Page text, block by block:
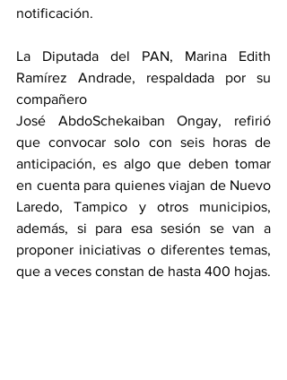
notificación.
La Diputada del PAN, Marina Edith
Ramírez Andrade, respaldada por su
compañero
José AbdoSchekaiban Ongay, refirió
que convocar solo con seis horas de
anticipación, es algo que deben tomar
en cuenta para quienes viajan de Nuevo
Laredo, Tampico y otros municipios,
además, si para esa sesión se van a
proponer iniciativas o diferentes temas,
que a veces constan de hasta 400 hojas.